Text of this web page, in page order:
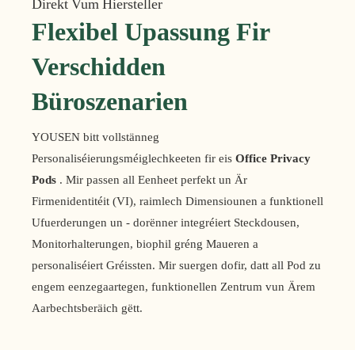
Direkt Vum Hiersteller
Flexibel Upassung Fir
Verschidden
Büroszenarien
YOUSEN bitt vollstänneg
Personaliséierungsméiglechkeeten fir eis Office Privacy
Pods . Mir passen all Eenheet perfekt un Är
Firmenidentitéit (VI), raimlech Dimensiounen a funktionell
Ufuerderungen un - dorënner integréiert Steckdousen,
Monitorhalterungen, biophil gréng Maueren a
personaliséiert Gréissten. Mir suergen dofir, datt all Pod zu
engem eenzegaartegen, funktionellen Zentrum vun Ärem
Aarbechtsberäich gëtt.